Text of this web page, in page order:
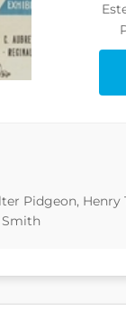
Pidgeon,
Smith